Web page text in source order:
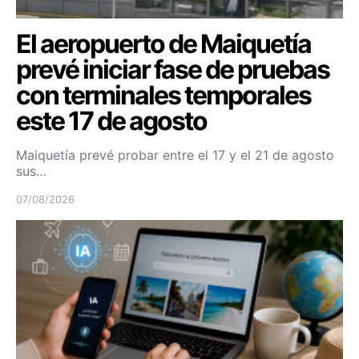
El aeropuerto de Maiquetía
prevé iniciar fase de pruebas
con terminales temporales
este 17 de agosto
Maiquetía prevé probar entre el 17 y el 21 de agosto
sus…
07/08/2026